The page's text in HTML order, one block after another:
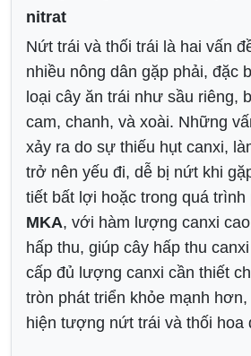
nitrat
Nứt trái và thối trái là hai vấn
nhiều nông dân gặp phải, đặc
loại cây ăn trái như sầu riêng,
cam, chanh, và xoài. Những
xảy ra do sự thiếu hụt canxi,
trở nên yếu đi, dễ bị nứt khi
tiết bất lợi hoặc trong quá trình
MKA, với hàm lượng canxi
hấp thu, giúp cây hấp thu
cấp đủ lượng canxi cần thiết
tròn phát triển khỏe mạnh
hiện tượng nứt trái và thối hoa